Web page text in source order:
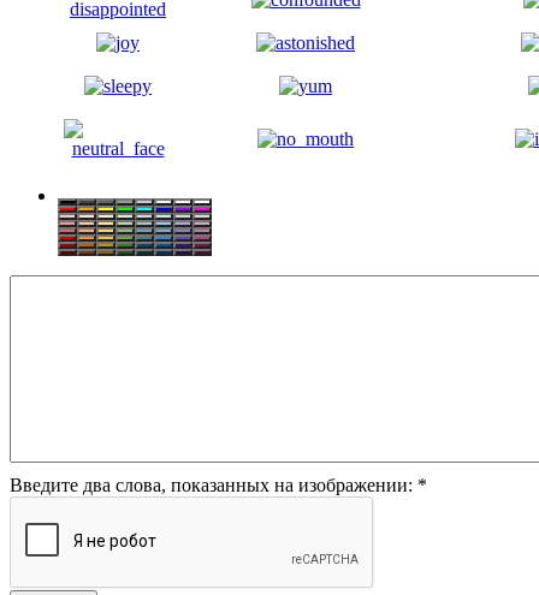
Введите два слова, показанных на изображении: *